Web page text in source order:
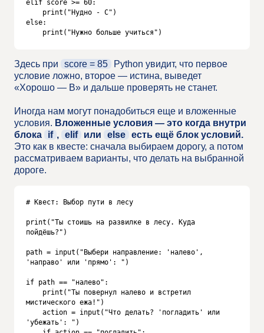
elif score >= 60:
else:
    print("Нужно больше учиться")
Здесь при score = 85
Python увидит, что первое
условие ложно, второе — истина, выведет
«Хорошо — B» и дальше проверять не станет.
Иногда нам могут понадобиться еще и вложенные
условия. Вложенные условия — это когда внутри
блока
if , elif или else есть ещё блок условий.
Это как в квесте: сначала выбираем дорогу, а потом
рассматриваем варианты, что делать на выбранной
дороге.
# Квест: Выбор пути в лесу
print("Ты стоишь на развилке в лесу. Куда
пойдёшь?")
path = input("Выбери направление: 'налево',
'направо' или 'прямо': ")
if path == "налево":
мистического ежа!")
'убежать': ")